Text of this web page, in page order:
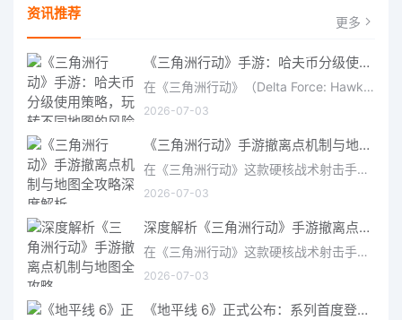
资讯推荐 更多
《三角洲行动》手游：哈夫币分级使用策略，玩转不同地图的风险与回报
在《三角洲行动》（Delta Force: Hawk Ops）“烽火地带”模式中，地图被划分为“普通”、“机密”和“绝密”三个
2026-07-03
《三角洲行动》手游撤离点机制与地图全攻略深度解析
在《三角洲行动》这款硬核战术射击手游中，撤离是每位干员行动的核心目标。无论你在战场中搜刮了多少高价值物
2026-07-03
深度解析《三角洲行动》手游撤离点机制与地图全攻略
在《三角洲行动》这款硬核战术射击手游中，撤离是每位干员行动的核心目标。无论你在战场中搜刮了多少高价值物
2026-07-03
《地平线 6》正式公布：系列首度登陆亚洲，日本嘉年华即将启幕